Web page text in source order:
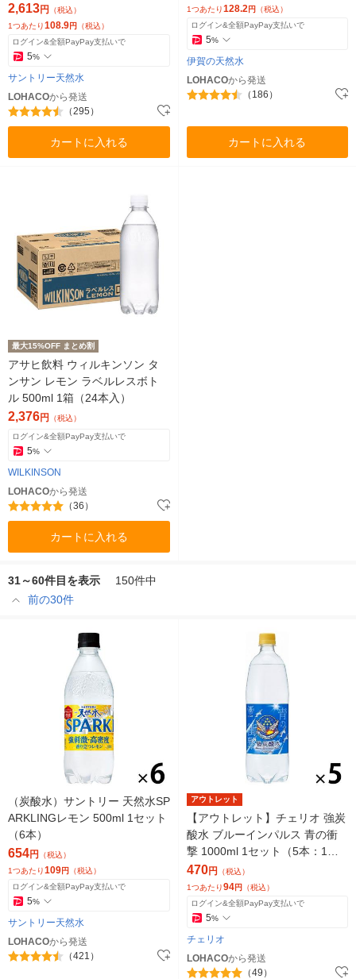
2,613円 （税込）
1つあたり108.9円 （税込）
ログイン&全額PayPay支払いで
5%
サントリー天然水
LOHACOから発送
（295）
カートに入れる
1つあたり128.2 円 （税込）
ログイン&全額PayPay支払いで
5%
伊賀の天然水
LOHACOから発送
（186）
カートに入れる
最大15%OFF まとめ割
アサヒ飲料 ウィルキンソン タ
ンサン レモン ラベルレスボト
ル 500ml 1箱（24本入）
2,376円 （税込）
ログイン&全額PayPay支払いで
5%
WILKINSON
LOHACOから発送
（36）
カートに入れる
31～60件目を表示
150件中
前の30件
（炭酸水）サントリー 天然水SP
ARKLINGレモン 500ml 1セット
（6本）
654円 （税込）
1つあたり109円 （税込）
ログイン&全額PayPay支払いで
5%
サントリー天然水
LOHACOから発送
（421）
アウトレット
【アウトレット】チェリオ 強炭
酸水 ブルーインパルス 青の衝
撃 1000ml 1セット（5本：1本×
5） ソーダ 天然水
470円 （税込）
1つあたり94円 （税込）
ログイン&全額PayPay支払いで
5%
チェリオ
LOHACOから発送
（49）